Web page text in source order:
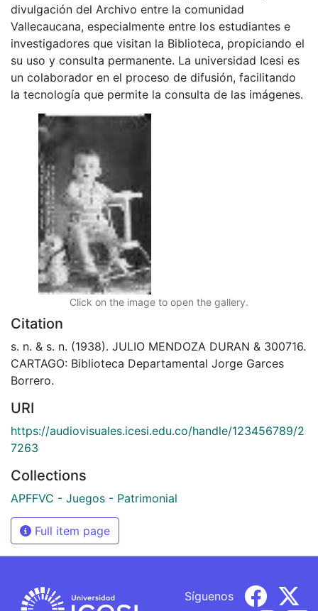
divulgación del Archivo entre la comunidad
Vallecaucana, especialmente entre los estudiantes e
investigadores que visitan la Biblioteca, propiciando el
su uso y consulta permanente. La universidad Icesi es
un colaborador en el proceso de difusión, facilitando
la tecnología que permite la consulta de las imágenes.
Click on the image to open the gallery.
Citation
s. n. & s. n. (1938). JULIO MENDOZA DURAN & 300716.
CARTAGO: Biblioteca Departamental Jorge Garces
Borrero.
URI
https://audiovisuales.icesi.edu.co/handle/123456789/2
7263
Collections
APFFVC - Juegos - Patrimonial
Full item page
Síguenos